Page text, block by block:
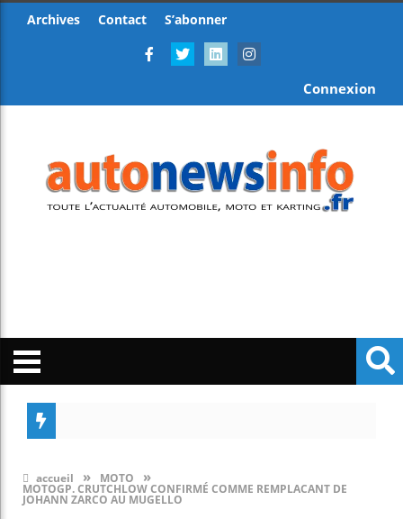
Archives Contact S’abonner
Connexion
accueil » MOTO »
MOTOGP. CRUTCHLOW CONFIRMÉ COMME REMPLACANT DE
JOHANN ZARCO AU MUGELLO